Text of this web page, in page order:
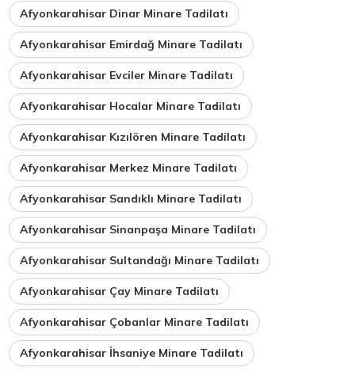
Afyonkarahisar Dinar Minare Tadilatı
Afyonkarahisar Emirdağ Minare Tadilatı
Afyonkarahisar Evciler Minare Tadilatı
Afyonkarahisar Hocalar Minare Tadilatı
Afyonkarahisar Kızılören Minare Tadilatı
Afyonkarahisar Merkez Minare Tadilatı
Afyonkarahisar Sandıklı Minare Tadilatı
Afyonkarahisar Sinanpaşa Minare Tadilatı
Afyonkarahisar Sultandağı Minare Tadilatı
Afyonkarahisar Çay Minare Tadilatı
Afyonkarahisar Çobanlar Minare Tadilatı
Afyonkarahisar İhsaniye Minare Tadilatı